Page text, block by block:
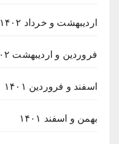
اردیبهشت و خرداد ۱۴۰۲
فروردین و اردیبهشت ۱۴۰۲
اسفند و فروردین ۱۴۰۱
بهمن و اسفند ۱۴۰۱